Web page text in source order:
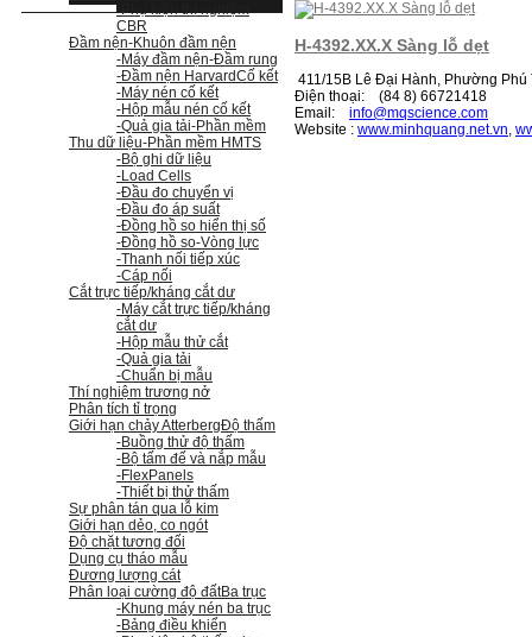
-Phụ kiện thí nghiệm
CBR
Đầm nện-Khuôn đầm nện
-Máy đầm nện-Đầm rung
-Đầm nện HarvardCố kết
-Máy nén cố kết
-Hộp mẫu nén cố kết
-Quả gia tải-Phần mềm
Thu dữ liệu-Phần mềm HMTS
-Bộ ghi dữ liệu
-Load Cells
-Đầu đo chuyển vị
-Đầu đo áp suất
-Đồng hồ so hiển thị số
-Đồng hồ so-Vòng lực
-Thanh nối tiếp xúc
-Cáp nối
Cắt trực tiếp/kháng cắt dư
-Máy cắt trực tiếp/kháng
cắt dư
-Hộp mẫu thử cắt
-Quả gia tải
-Chuẩn bị mẫu
Thí nghiệm trương nở
Phân tích tỉ trọng
Giới hạn chảy AtterbergĐộ thấm
-Buồng thử độ thấm
-Bộ tấm đế và nắp mẫu
-FlexPanels
-Thiết bị thử thấm
Sự phân tán qua lỗ kim
Giới hạn dẻo, co ngót
Độ chặt tương đối
Dụng cụ tháo mẫu
Đương lượng cát
Phân loại cường độ đấtBa trục
-Khung máy nén ba trục
-Bảng điều khiển
H-4392.XX.X Sàng lỗ dẹt
411/15B Lê Đại Hành, Phường Phú
Điện thoại: (84 8) 66721418
Email: info@mqscience.com
Website : www.minhquang.net.vn